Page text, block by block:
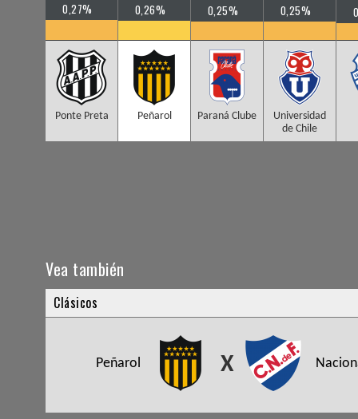
0,27%
Ponte Preta
0,26%
Peñarol
0,25%
Paraná Clube
0,25%
Universidad
de Chile
Vea también
Clásicos
X
Peñarol